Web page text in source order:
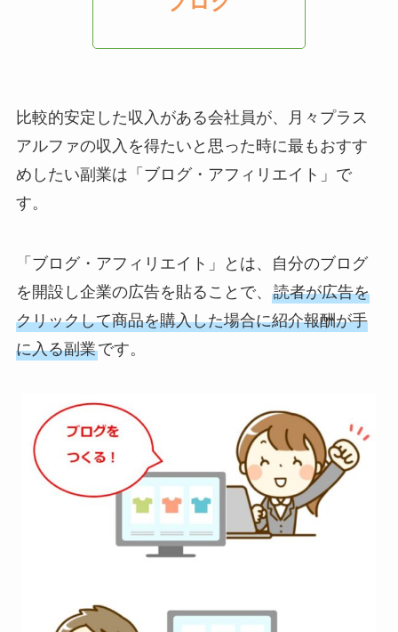
比較的安定した収入がある会社員が、月々プラス
アルファの収入を得たいと思った時に最もおすす
めしたい副業は「ブログ・アフィリエイト」で
す。
「ブログ・アフィリエイト」とは、自分のブログ
を開設し企業の広告を貼ることで、 読者が広告を
クリックして商品を購入した場合に紹介報酬が手
に入る副業です。